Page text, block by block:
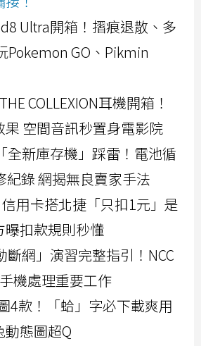
Ultra開箱！摺痕退散、多
Pokemon GO、Pikmin
COLLEXION耳機開箱！
空間音訊秒置身電影院
全新庫存機」踩雷！電池循
紀錄 網揭無良賣家手法
用卡搭北捷「只扣1元」是
扣款規則秒懂
斷網」演習完整指引！NCC
機處理重要工作
4款！「蛤」字必下載爽用
態圖超Q